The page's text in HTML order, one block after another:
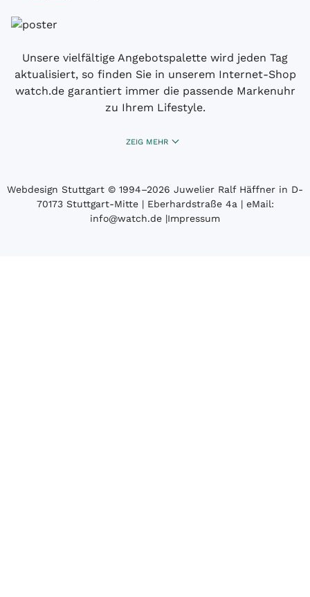
Unsere vielfältige Angebotspalette wird jeden Tag
aktualisiert, so finden Sie in unserem Internet-Shop
watch.de garantiert immer die passende Markenuhr
zu Ihrem Lifestyle.
ZEIG MEHR
Webdesign Stuttgart © 1994­–2026 Juwelier Ralf Häffner in D-
70173 Stuttgart-Mitte | Eberhardstraße 4a | eMail:
info@watch.de |Impressum